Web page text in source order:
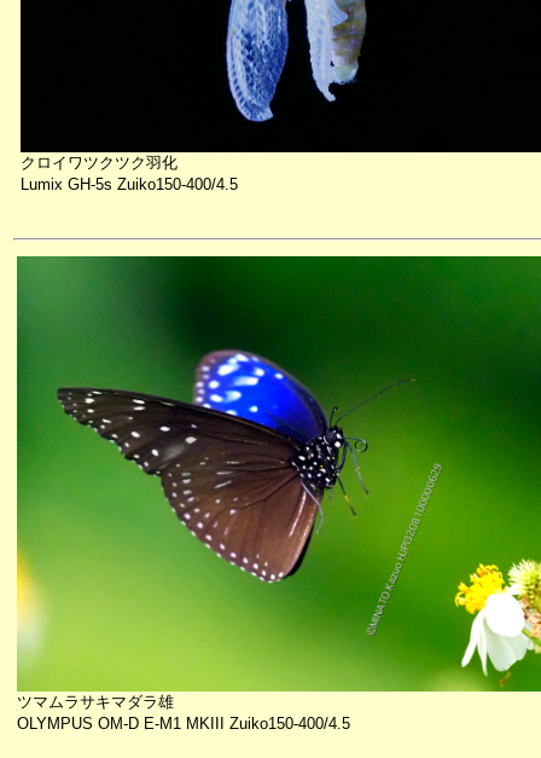
クロイワツクツク羽化
Lumix GH-5s Zuiko150-400/4.5
ツマムラサキマダラ雄
OLYMPUS OM-D E-M1 MKIII Zuiko150-400/4.5